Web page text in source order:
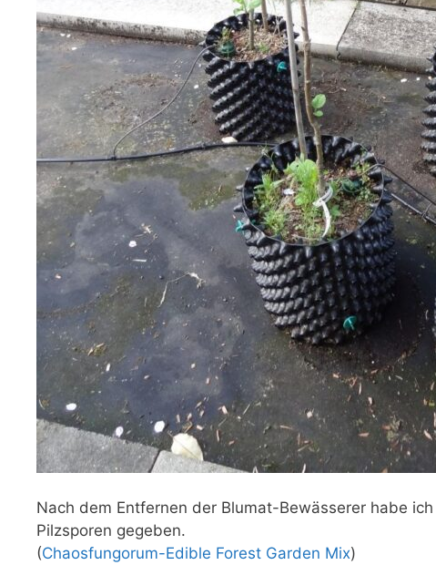
Nach dem Entfernen der Blumat-Bewässerer habe
Pilzsporen gegeben.
(Chaosfungorum-Edible Forest Garden Mix)